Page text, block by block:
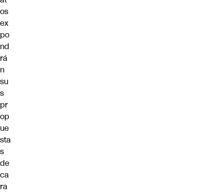
os
ex
po
nd
rá
n
su
s
pr
op
ue
sta
s
de
ca
ra